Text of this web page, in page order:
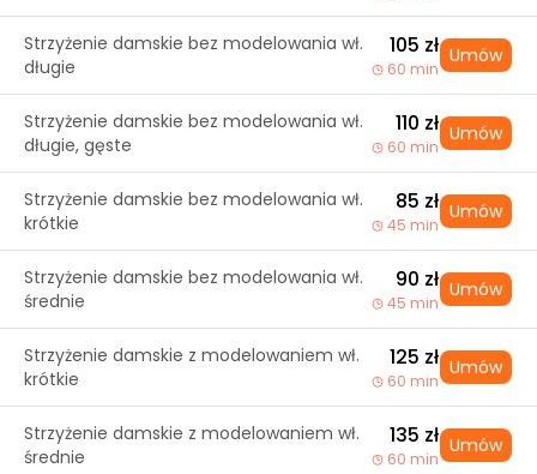
Strzyżenie damskie bez modelowania wł.
długie
105 zł
60 min
Umów
Strzyżenie damskie bez modelowania wł.
długie, gęste
110 zł
60 min
Umów
Strzyżenie damskie bez modelowania wł.
krótkie
85 zł
45 min
Umów
Strzyżenie damskie bez modelowania wł.
średnie
90 zł
45 min
Umów
Strzyżenie damskie z modelowaniem wł.
krótkie
125 zł
60 min
Umów
Strzyżenie damskie z modelowaniem wł.
średnie
135 zł
60 min
Umów